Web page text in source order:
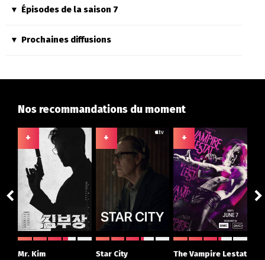
Épisodes de la saison 7
Prochaines diffusions
Nos recommandations du moment
+
Mr. Kim
+
Star City
+
The Vampire Lestat